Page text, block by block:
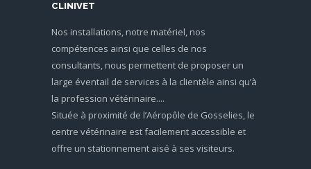
CLINIVET
Nos installations, notre matériel, nos
compétences ainsi que celles de nos
consultants, nous permettent de proposer un
large éventail de services à la clientèle ainsi qu’à
la profession vétérinaire....
Située à proximité de l’Aéropôle de Gosselies, le
centre vétérinaire est facilement accessible et
offre un stationnement aisé à ses visiteurs.